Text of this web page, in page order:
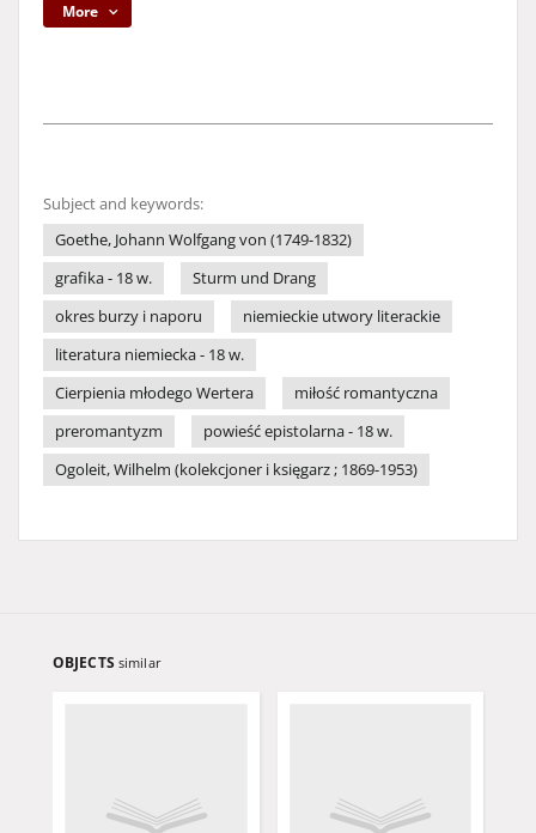
More
Subject and keywords:
Goethe, Johann Wolfgang von (1749-1832)
grafika - 18 w.
Sturm und Drang
okres burzy i naporu
niemieckie utwory literackie
literatura niemiecka - 18 w.
Cierpienia młodego Wertera
miłość romantyczna
preromantyzm
powieść epistolarna - 18 w.
Ogoleit, Wilhelm (kolekcjoner i księgarz ; 1869-1953)
OBJECTS similar